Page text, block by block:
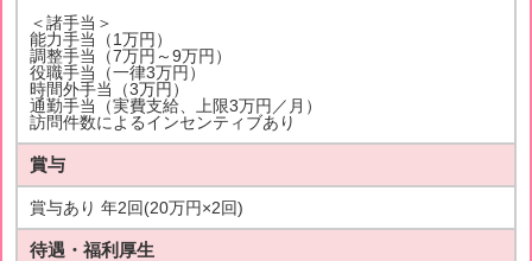
＜諸手当＞
能力手当（1万円）
調整手当（7万円～9万円）
役職手当（一律3万円）
時間外手当（3万円）
通勤手当（実費支給、上限3万円／月）
訪問件数によるインセンティブあり
賞与
賞与あり 年2回(20万円×2回)
待遇・福利厚生